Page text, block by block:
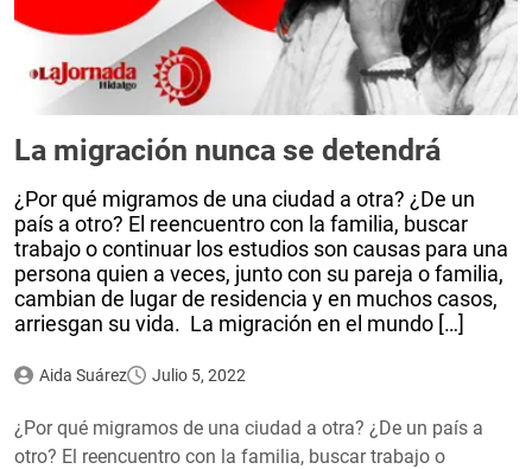
La migración nunca se detendrá
¿Por qué migramos de una ciudad a otra? ¿De un
país a otro? El reencuentro con la familia, buscar
trabajo o continuar los estudios son causas para una
persona quien a veces, junto con su pareja o familia,
cambian de lugar de residencia y en muchos casos,
arriesgan su vida. La migración en el mundo […]
Aida Suárez Julio 5, 2022
¿Por qué migramos de una ciudad a otra? ¿De un país a
otro? El reencuentro con la familia, buscar trabajo o